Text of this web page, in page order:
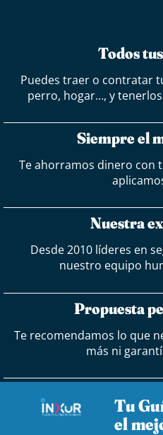
Todos
Puedes traer o contratar
perro, hogar…, y
Siempre el
Te ahorramos dinero con
Nuestra
Desde 2010 líderes en
nuestro equipo
Propuesta
Te recomendamos lo que
más ni
Tu
el